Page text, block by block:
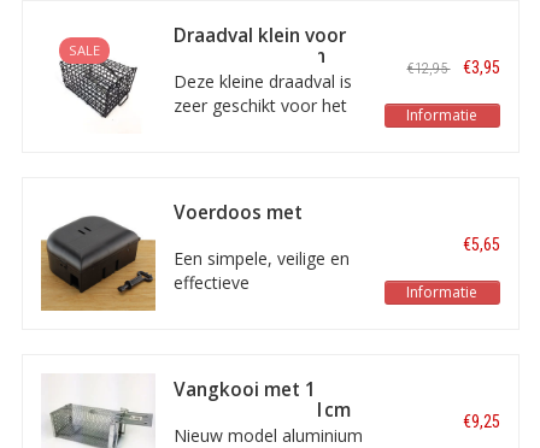
SALE
Draadval klein voor
muizen en ratten
16x10x8cm
Deze kleine draadval is
zeer geschikt voor het
van de val bedragen 16
x 10 x 8 cm.
€12,95 €3,95
Informatie
Voerdoos met
Een simpele, veilige en
effectieve
voerdoos wordt
geleverd met 1
muizenval en een 1
€5,65
Informatie
Vangkooi met 1
ingang 28x14x11cm
Nieuw model aluminium
€9,25